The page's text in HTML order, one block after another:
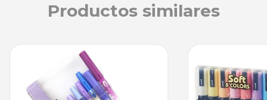
Productos similares